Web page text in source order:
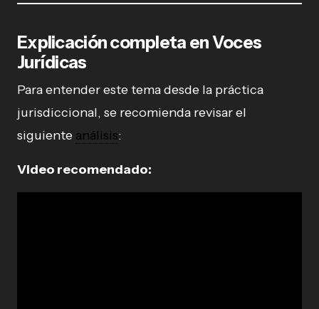
Explicación completa en Voces
Jurídicas
Para entender este tema desde la práctica
jurisdiccional, se recomienda revisar el
siguiente análisis:
Video recomendado: